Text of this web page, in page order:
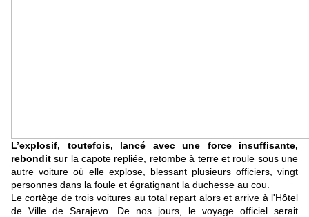
L’explosif, toutefois, lancé avec une force insuffisante,
rebondit sur la capote repliée, retombe à terre et roule sous une
autre voiture où elle explose, blessant plusieurs officiers, vingt
personnes dans la foule et égratignant la duchesse au cou.
Le cortège de trois voitures au total repart alors et arrive à l'Hôtel
de Ville de Sarajevo. De nos jours, le voyage officiel serait